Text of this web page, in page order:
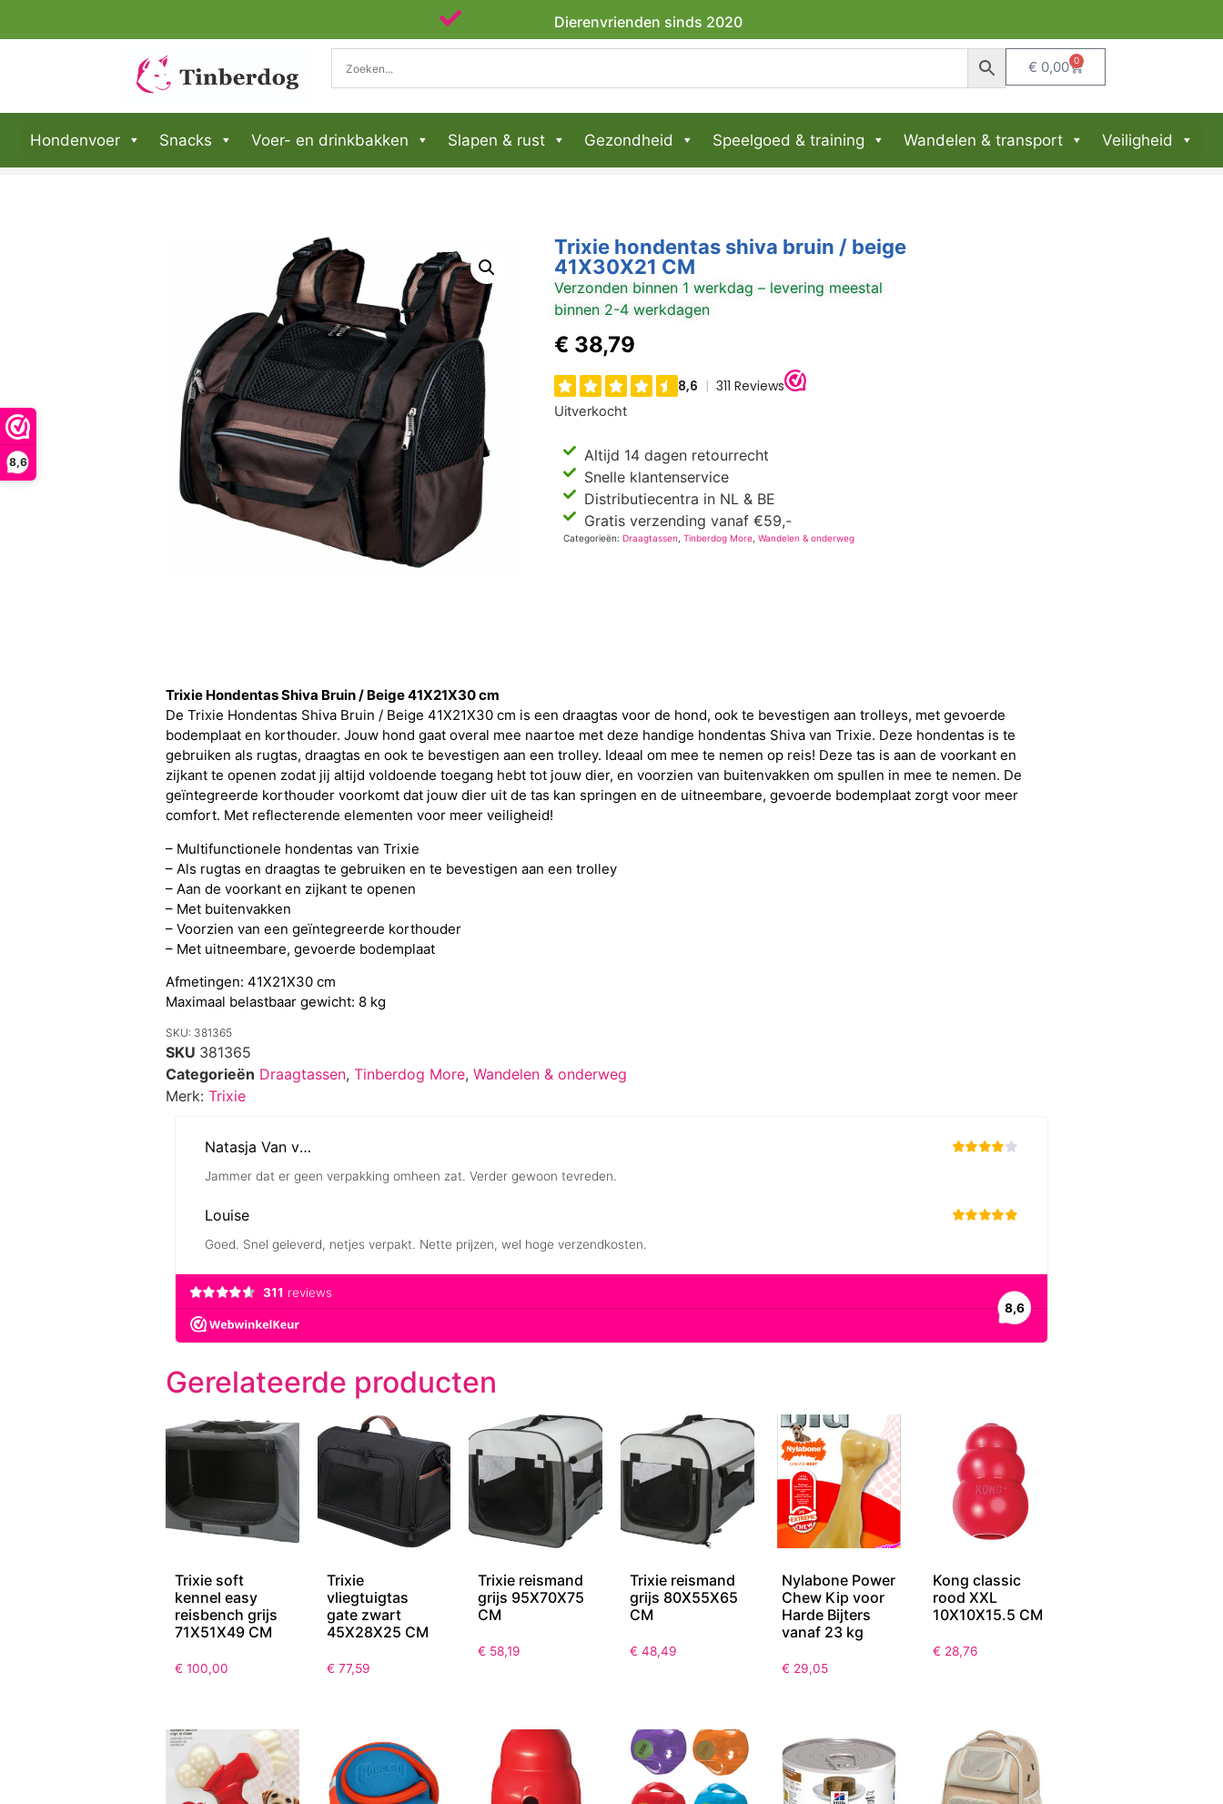
8,6
Dierenvrienden sinds 2020
€ 0,00 0
Hondenvoer Snacks Voer- en drinkbakken Slapen & rust Gezondheid Speelgoed & training Wandelen & transport Veiligheid
Trixie hondentas shiva bruin / beige
41X30X21 CM
Verzonden binnen 1 werkdag – levering meestal
binnen 2-4 werkdagen
€ 38,79
Uitverkocht
Altijd 14 dagen retourrecht
Snelle klantenservice
Distributiecentra in NL & BE
Gratis verzending vanaf €59,-
Categorieën:Draagtassen ,Tinberdog More ,Wandelen & onderweg
Trixie Hondentas Shiva Bruin / Beige 41X21X30 cm
De Trixie Hondentas Shiva Bruin / Beige 41X21X30 cm is een draagtas voor de hond, ook te bevestigen aan trolleys, met gevoerde
bodemplaat en korthouder. Jouw hond gaat overal mee naartoe met deze handige hondentas Shiva van Trixie. Deze hondentas is te
gebruiken als rugtas, draagtas en ook te bevestigen aan een trolley. Ideaal om mee te nemen op reis! Deze tas is aan de voorkant en
zijkant te openen zodat jij altijd voldoende toegang hebt tot jouw dier, en voorzien van buitenvakken om spullen in mee te nemen. De
geïntegreerde korthouder voorkomt dat jouw dier uit de tas kan springen en de uitneembare, gevoerde bodemplaat zorgt voor meer
comfort. Met reflecterende elementen voor meer veiligheid!
– Multifunctionele hondentas van Trixie
– Als rugtas en draagtas te gebruiken en te bevestigen aan een trolley
– Aan de voorkant en zijkant te openen
– Met buitenvakken
– Voorzien van een geïntegreerde korthouder
– Met uitneembare, gevoerde bodemplaat
Afmetingen: 41X21X30 cm
Maximaal belastbaar gewicht: 8 kg
SKU: 381365
SKU 381365
Categorieën Draagtassen, Tinberdog More, Wandelen & onderweg
Merk: Trixie
Gerelateerde producten
Trixie soft
kennel easy
reisbench grijs
71X51X49 CM
€ 100,00
Trixie
vliegtuigtas
gate zwart
45X28X25 CM
€ 77,59
Trixie reismand
grijs 95X70X75
CM
€ 58,19
Trixie reismand
grijs 80X55X65
CM
€ 48,49
Nylabone Power
Chew Kip voor
Harde Bijters
vanaf 23 kg
€ 29,05
Kong classic
rood XXL
10X10X15.5 CM
€ 28,76